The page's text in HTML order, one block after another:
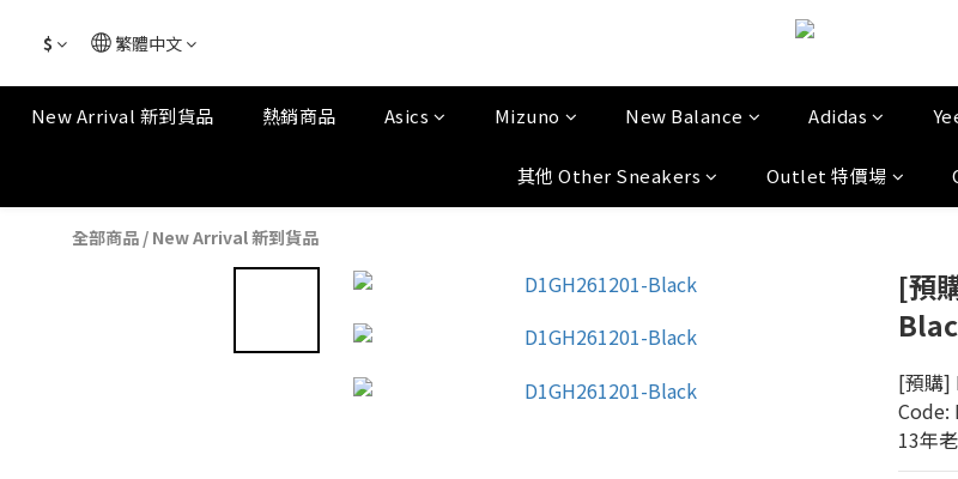
$ 繁體中文
New Arrival 新到貨品 熱銷商品 Asics Mizuno New Balance Adidas
其他 Other Sneakers Outlet 特價場
全部商品 / New Arrival 新到貨品
[預
[預購]
Code:
13年